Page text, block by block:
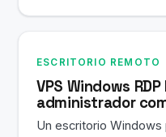
ESCRITORIO REMOTO
VPS Windows
administrador
Un escritorio